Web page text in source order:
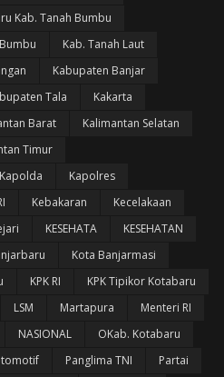
Kab. Tanah Bumbu
Kab. Tanah Laut
Kabupaten Banjar
Tala
Kakarta
Barat
Kalimantan Selatan
Timur
Kapolda
Kapolres
Kebakaran
Kecelakaan
KESEHATA
KESEHATAN
Kota Banjarmasi
KPK RI
KPK Tipikor Kotabaru
LSM Martapura
Menteri RI
NASIONAL
OKab. Kotabaru
Panglima TNI
Partai